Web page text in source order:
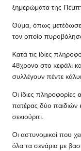
ξημερώματα της
Θύμα, όπως μετέδωσε
τον οποίο
Κατά τις ίδιες
48χρονο στο κεφάλι
συλλέγουν πέντε
Οι ίδιες
πατέρας δύο παιδιών
σεκιούριτι.
Οι αστυνομικοί που
όλα τα σενάρια με